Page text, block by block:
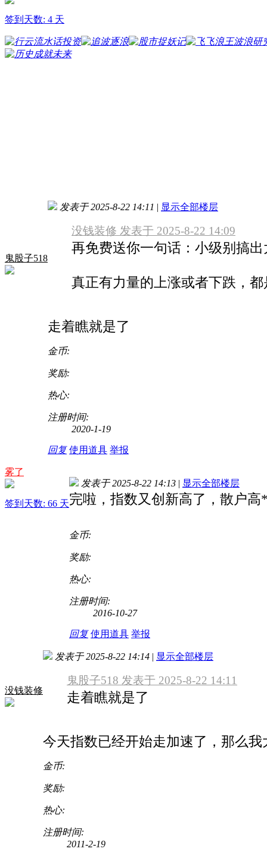
签到天数: 4 天
鬼股子518
发表于 2025-8-22 14:11 | 显示全部楼层
没钱装修 发表于 2025-8-22 14:09
再免费送你一句话：小级别搞
真正有力量的上涨或者下跌，
走着瞧就是了
金币:
奖励:
热心:
注册时间:
2020-1-19
回复 使用道具 举报
雾了
签到天数: 66 天
发表于 2025-8-22 14:13 | 显示全部楼层
完啦，指数又创新高了，散户高
金币:
奖励:
热心:
注册时间:
2016-10-27
回复 使用道具 举报
没钱装修
发表于 2025-8-22 14:14 | 显示全部楼层
鬼股子518 发表于 2025-8-22 14:11
走着瞧就是了
今天指数已经开始走加速了，那么
金币:
奖励:
热心:
注册时间:
2011-2-19